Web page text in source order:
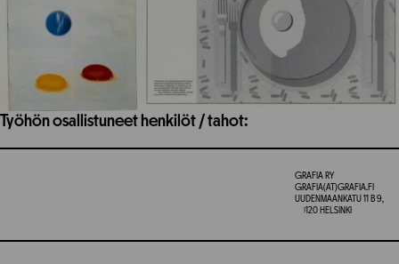
Työhön osallistuneet henkilöt / tahot:
GRAFIA RY
GRAFIA(AT)GRAFIA.FI
UUDENMAANKATU 11 B 9,
00120 HELSINKI